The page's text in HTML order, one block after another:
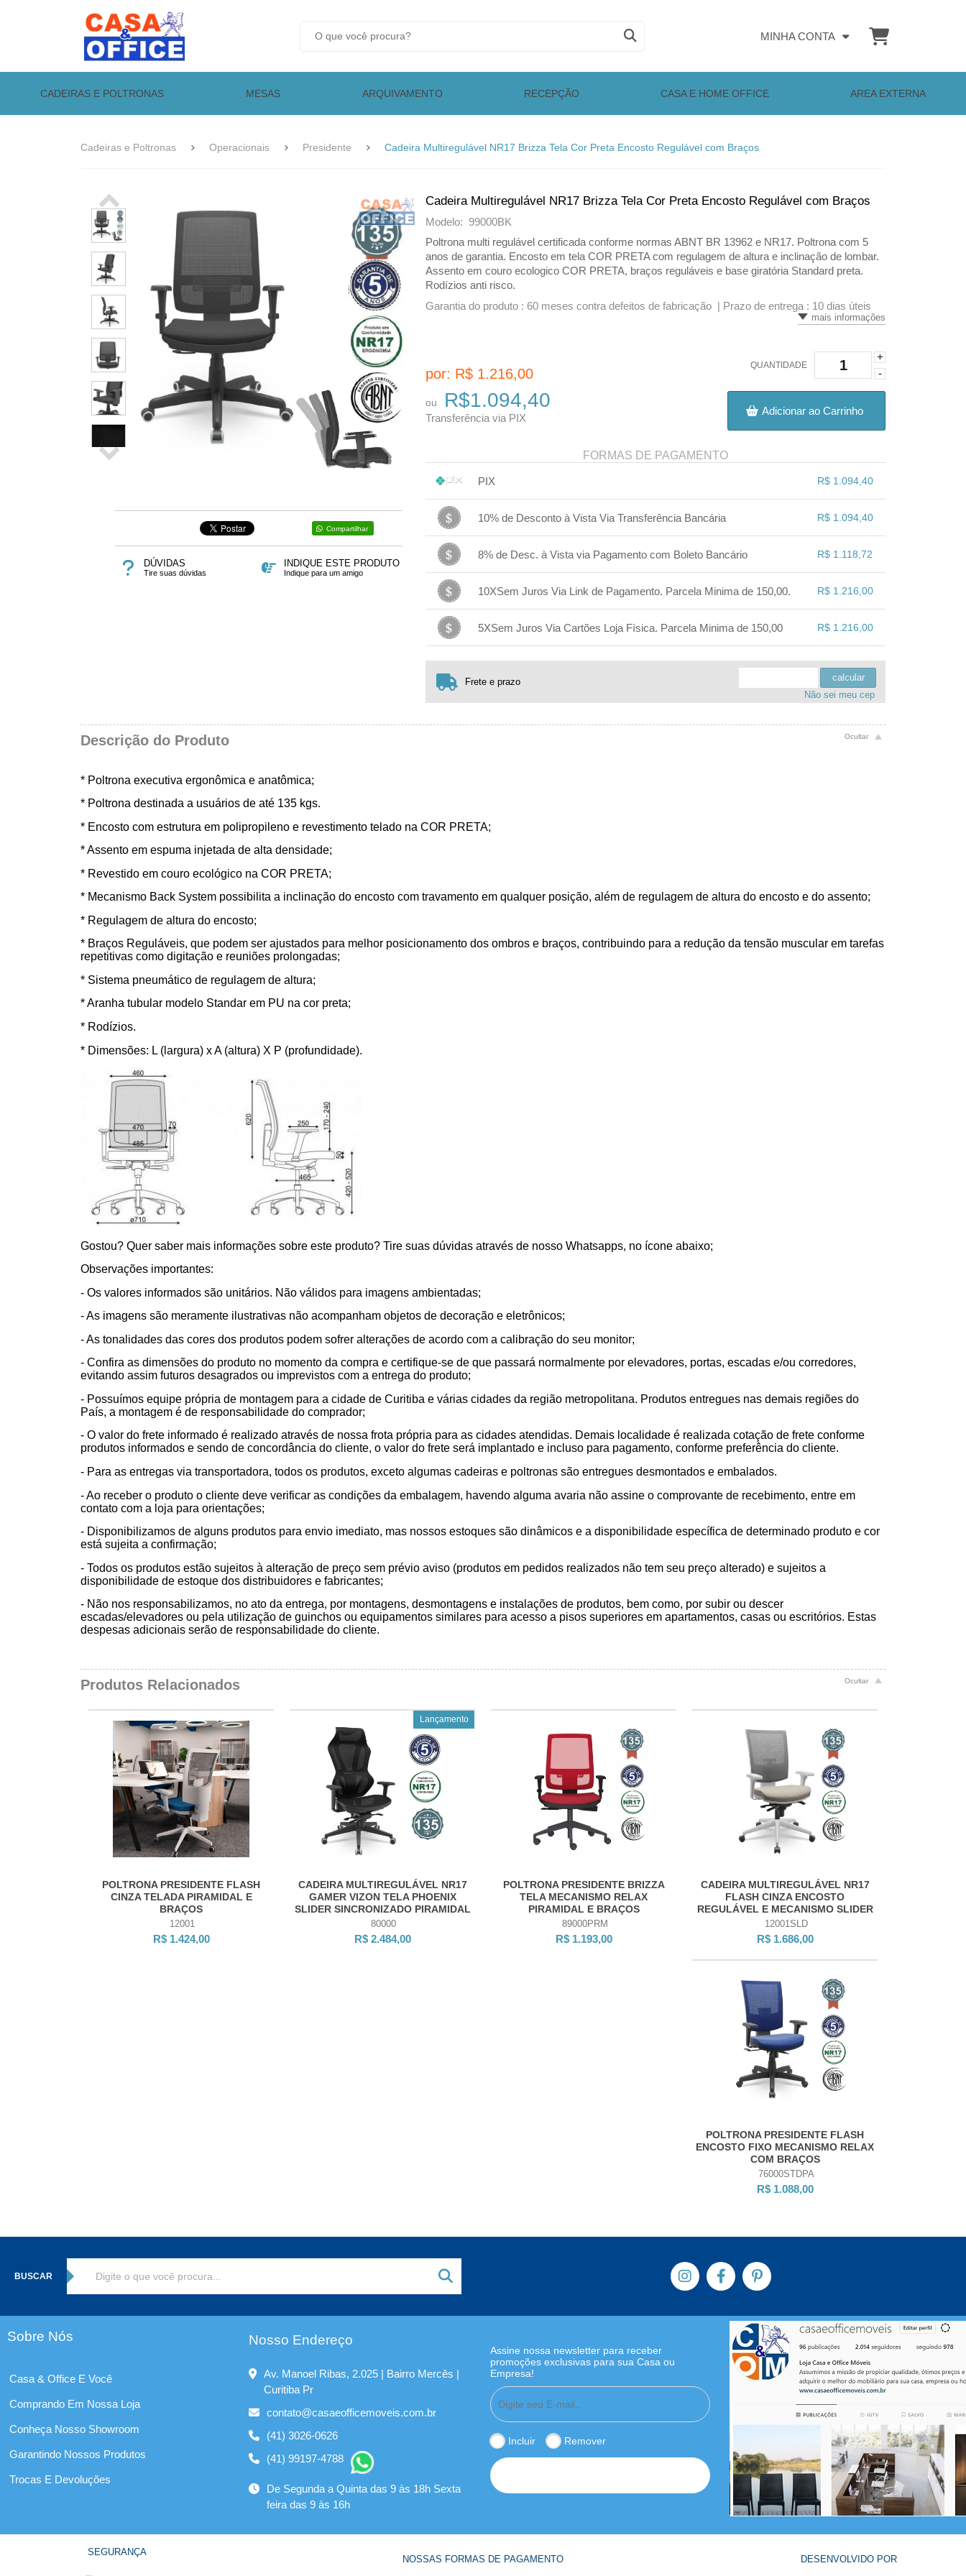
MINHA CONTA
CADEIRAS E POLTRONAS MESAS ARQUIVAMENTO RECEPÇÃO CASA E HOME OFFICE AREA EXTERNA
Cadeiras e Poltronas Operacionais Presidente Cadeira Multiregulável NR17 Brizza Tela Cor Preta Encosto Regulável com Braços
Compartilhar
DÚVIDAS
Tire suas dúvidas
INDIQUE ESTE PRODUTO
Indique para um amigo
Cadeira Multiregulável NR17 Brizza Tela Cor Preta Encosto Regulável com Braços
Modelo: 99000BK
Poltrona multi regulável certificada conforme normas ABNT BR 13962 e NR17. Poltrona com 5
anos de garantia. Encosto em tela COR PRETA com regulagem de altura e inclinação de lombar.
Assento em couro ecologico COR PRETA, braços reguláveis e base giratória Standard preta.
Rodízios anti risco.
Garantia do produto : 60 meses contra defeitos de fabricação | Prazo de entrega : 10 dias úteis
mais informações
por: R$ 1.216,00
ou R$1.094,40
Transferência via PIX
QUANTIDADE
+
-
Adicionar ao Carrinho
FORMAS DE PAGAMENTO
PIX R$ 1.094,40
....
10% de Desconto à Vista Via Transferência Bancária R$ 1.094,40
.
... .
8% de Desc. à Vista via Pagamento com Boleto Bancário R$ 1.118,72
.
... .
10XSem Juros Via Link de Pagamento. Parcela Minima de 150,00. R$ 1.216,00
... .
5XSem Juros Via Cartões Loja Física. Parcela Minima de 150,00 R$ 1.216,00
... ..
Frete e prazo
calcular
Não sei meu cep
Descrição do Produto
* Poltrona executiva ergonômica e anatômica;
* Poltrona destinada a usuários de até 135 kgs.
* Encosto com estrutura em polipropileno e revestimento telado na COR PRETA;
* Assento em espuma injetada de alta densidade;
* Revestido em couro ecológico na COR PRETA;
* Mecanismo Back System possibilita a inclinação do encosto com travamento em qualquer posição, além de regulagem de altura do encosto e do assento;
* Regulagem de altura do encosto;
* Braços Reguláveis, que podem ser ajustados para melhor posicionamento dos ombros e braços, contribuindo para a redução da tensão muscular em tarefas
repetitivas como digitação e reuniões prolongadas;
* Sistema pneumático de regulagem de altura;
* Aranha tubular modelo Standar em PU na cor preta;
* Rodízios.
* Dimensões: L (largura) x A (altura) X P (profundidade).
Gostou? Quer saber mais informações sobre este produto? Tire suas dúvidas através de nosso Whatsapps, no ícone abaixo;
Observações importantes:
- Os valores informados são unitários. Não válidos para imagens ambientadas;
- As imagens são meramente ilustrativas não acompanham objetos de decoração e eletrônicos;
- As tonalidades das cores dos produtos podem sofrer alterações de acordo com a calibração do seu monitor;
- Confira as dimensões do produto no momento da compra e certifique-se de que passará normalmente por elevadores, portas, escadas e/ou corredores,
evitando assim futuros desagrados ou imprevistos com a entrega do produto;
- Possuímos equipe própria de montagem para a cidade de Curitiba e várias cidades da região metropolitana. Produtos entregues nas demais regiões do
País, a montagem é de responsabilidade do comprador;
- O valor do frete informado é realizado através de nossa frota própria para as cidades atendidas. Demais localidade é realizada cotação de frete conforme
produtos informados e sendo de concordância do cliente, o valor do frete será implantado e incluso para pagamento, conforme preferência do cliente.
- Para as entregas via transportadora, todos os produtos, exceto algumas cadeiras e poltronas são entregues desmontados e embalados.
- Ao receber o produto o cliente deve verificar as condições da embalagem, havendo alguma avaria não assine o comprovante de recebimento, entre em
contato com a loja para orientações;
- Disponibilizamos de alguns produtos para envio imediato, mas nossos estoques são dinâmicos e a disponibilidade específica de determinado produto e cor
está sujeita a confirmação;
- Todos os produtos estão sujeitos à alteração de preço sem prévio aviso (produtos em pedidos realizados não tem seu preço alterado) e sujeitos a
disponibilidade de estoque dos distribuidores e fabricantes;
- Não nos responsabilizamos, no ato da entrega, por montagens, desmontagens e instalações de produtos, bem como, por subir ou descer
escadas/elevadores ou pela utilização de guinchos ou equipamentos similares para acesso a pisos superiores em apartamentos, casas ou escritórios. Estas
despesas adicionais serão de responsabilidade do cliente.
Produtos Relacionados
POLTRONA PRESIDENTE FLASH
CINZA TELADA PIRAMIDAL E
BRAÇOS
12001
R$ 1.424,00
Lançamento
CADEIRA MULTIREGULÁVEL NR17
GAMER VIZON TELA PHOENIX
SLIDER SINCRONIZADO PIRAMIDAL
E BRAÇOS 3D
80000
R$ 2.484,00
POLTRONA PRESIDENTE BRIZZA
TELA MECANISMO RELAX
PIRAMIDAL E BRAÇOS
89000PRM
R$ 1.193,00
CADEIRA MULTIREGULÁVEL NR17
FLASH CINZA ENCOSTO
REGULÁVEL E MECANISMO SLIDER
PIRAMIDAL E BRAÇOS
12001SLD
R$ 1.686,00
POLTRONA PRESIDENTE FLASH
ENCOSTO FIXO MECANISMO RELAX
COM BRAÇOS
76000STDPA
R$ 1.088,00
BUSCAR
Sobre Nós
Casa & Office E Você
Comprando Em Nossa Loja
Conheça Nosso Showroom
Garantindo Nossos Produtos
Trocas E Devoluções
Nosso Endereço
Av. Manoel Ribas, 2.025 | Bairro Mercês |
Curitiba Pr
contato@casaeofficemoveis.com.br
(41) 3026-0626
(41) 99197-4788
De Segunda a Quinta das 9 às 18h Sexta
feira das 9 às 16h
Assine nossa newsletter para receber
promoções exclusivas para sua Casa ou
Empresa!
Incluir Remover
SEGURANÇA
NOSSAS FORMAS DE PAGAMENTO DESENVOLVIDO POR